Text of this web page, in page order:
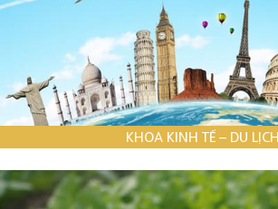
KHOA KINH TẾ – DU LỊCH